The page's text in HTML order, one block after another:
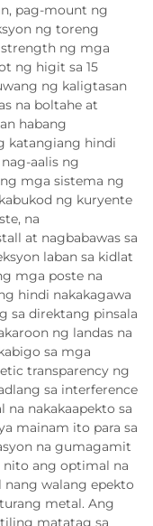
pag-mount ng
ng toreng
ng mga
ng higit sa 15
ng kaligtasan
na boltahe at
habang
katangiang hindi
aalis ng
mga sistema ng
ng kuryente
na
at nagbabawas sa
laban sa kidlat
mga poste na
hindi nakakagawa
sa direktang pinsala
ng landas na
sa mga
transparency ng
sa interference
nakakaapekto sa
mainam ito para sa
na gumagamit
nito ang optimal na
walang epekto
metal. Ang
matatag sa